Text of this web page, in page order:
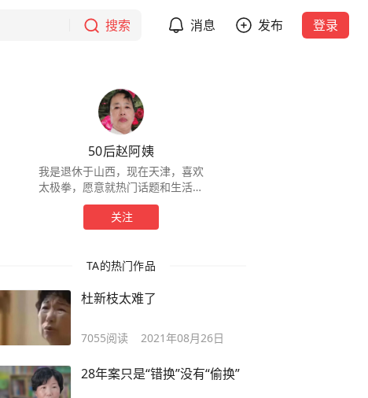
搜索 消息 发布 登录
50后赵阿姨
我是退休于山西，现在天津，喜欢
太极拳，愿意就热门话题和生活题
材的内容与网友交流，顺便也爱晒
晒我的生活，
关注
TA的热门作品
杜新枝太难了
7055阅读 2021年08月26日
28年案只是“错换”没有“偷换”